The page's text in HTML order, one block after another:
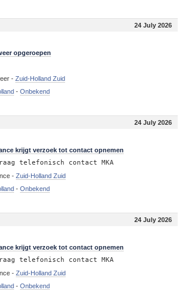
24 July 2026
opgeroepen
- Zuid-Holland Zuid
- Onbekend
24 July 2026
krijgt verzoek tot contact opnemen
telefonisch contact MKA
- Zuid-Holland Zuid
- Onbekend
24 July 2026
krijgt verzoek tot contact opnemen
telefonisch contact MKA
- Zuid-Holland Zuid
- Onbekend